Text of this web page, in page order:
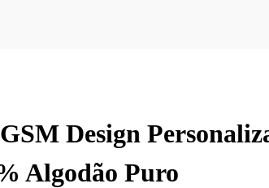
Design
Algodão Puro